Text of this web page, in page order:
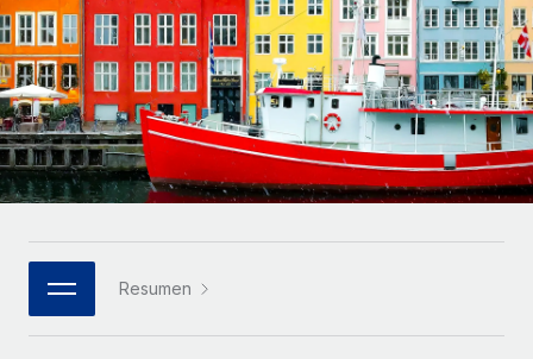
INFRAESTRUCTURA
Conexión Remote
Integra los RR. HH. en tus flujos de trabajo sin
complicaciones.
Plataforma
Funciones esenciales de RR. HH. integradas para tu
Conectar
Conecta cualquier herramienta de IA con Remote
Mediana empresa
Amplía tu equipo con soluciones de RR. HH.
personalizadas.
Empresa
RR. HH. globales para grandes empresas.
ASOCIARSE
Socios tecnológicos estratégicos
Integra la gestión de los RR. HH. globales en tu
Guías y recursos
Casos prácticos
Glosario de RR. HH.
Listas de verificación y plantillas
Biblioteca de descripciones de puestos
Webinarios
Español
Italiano
Português (Portugal)
日本語
한국어
中文（简体）Resumen